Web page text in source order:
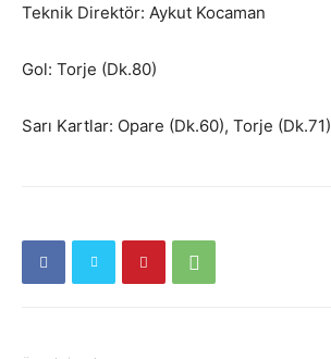
Teknik Direktör: Aykut Kocaman
Gol: Torje (Dk.80)
Sarı Kartlar: Opare (Dk.60), Torje (Dk.71)